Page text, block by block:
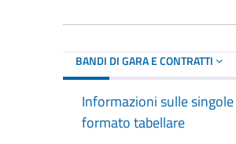
BANDI DI GARA E CONTRATTI
Informazioni sulle
formato tabellare